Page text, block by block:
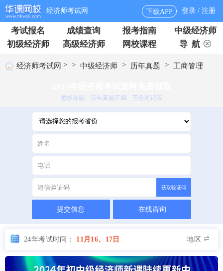
经济师考试网 下载APP 登录 / 注册
考试报名 成绩查询 报考指南
中级经济师
初级经济师
高级经济师 网校课程 导 航
经济师考试网 > > 中级经济师 > 历年真题 > 工商管理
思维导题、历年真题汇编、三色笔记等
获取验证码
提交信息 在线咨询
24年考试时间： 11月16、17日 地区